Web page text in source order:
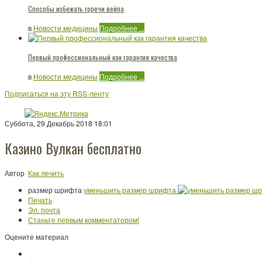
Способы избежать горечи вейпа
в Новости медицины Подробнее ...
Первый профессиональный как гарантия качества
в Новости медицины Подробнее ...
Подписаться на эту RSS-ленту
Суббота, 29 Декабрь 2018 18:01
Казино Вулкан бесплатно
Автор Как лечить
размер шрифта уменьшить размер шрифта
Печать
Эл. почта
Станьте первым комментатором!
Оцените материал